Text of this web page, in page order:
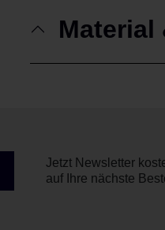
Material
Jetzt Newsletter
auf Ihre nächste